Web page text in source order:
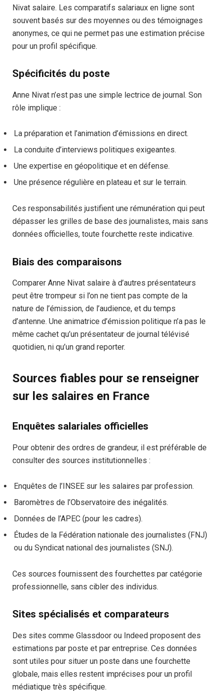
Nivat salaire. Les comparatifs salariaux en ligne sont
souvent basés sur des moyennes ou des témoignages
anonymes, ce qui ne permet pas une estimation précise
pour un profil spécifique.
Spécificités du poste
Anne Nivat n’est pas une simple lectrice de journal. Son
rôle implique :
La préparation et l’animation d’émissions en direct.
La conduite d’interviews politiques exigeantes.
Une expertise en géopolitique et en défense.
Une présence régulière en plateau et sur le terrain.
Ces responsabilités justifient une rémunération qui peut
dépasser les grilles de base des journalistes, mais sans
données officielles, toute fourchette reste indicative.
Biais des comparaisons
Comparer Anne Nivat salaire à d’autres présentateurs
peut être trompeur si l’on ne tient pas compte de la
nature de l’émission, de l’audience, et du temps
d’antenne. Une animatrice d’émission politique n’a pas le
même cachet qu’un présentateur de journal télévisé
quotidien, ni qu’un grand reporter.
Sources fiables pour se renseigner
sur les salaires en France
Enquêtes salariales officielles
Pour obtenir des ordres de grandeur, il est préférable de
consulter des sources institutionnelles :
Enquêtes de l’INSEE sur les salaires par profession.
Baromètres de l’Observatoire des inégalités.
Données de l’APEC (pour les cadres).
Études de la Fédération nationale des journalistes (FNJ)
ou du Syndicat national des journalistes (SNJ).
Ces sources fournissent des fourchettes par catégorie
professionnelle, sans cibler des individus.
Sites spécialisés et comparateurs
Des sites comme Glassdoor ou Indeed proposent des
estimations par poste et par entreprise. Ces données
sont utiles pour situer un poste dans une fourchette
globale, mais elles restent imprécises pour un profil
médiatique très spécifique.